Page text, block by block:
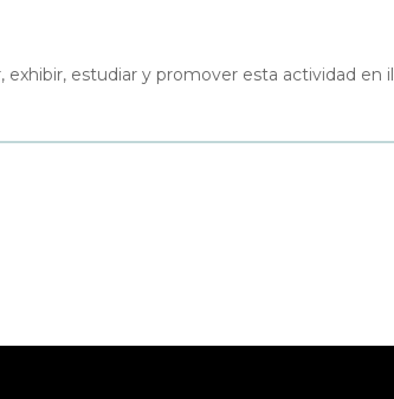
estudiar y promover esta actividad en